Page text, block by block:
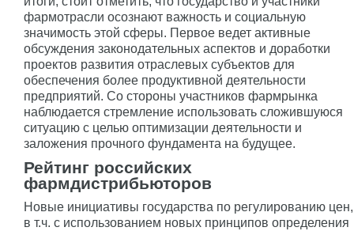
фармотрасли осознают важность и социальную
значимость этой сферы. Первое ведет активные
обсуждения законодательных аспектов и доработки
проектов развития отраслевых субъектов для
обеспечения более продуктивной деятельности
предприятий. Со стороны участников фармрынка
наблюдается стремление использовать сложившуюся
ситуацию с целью оптимизации деятельности и
заложения прочного фундамента на будущее.
Рейтинг российских
фармдистрибьюторов
Новые инициативы государства по регулированию цен,
в т.ч. с использованием новых принципов определения